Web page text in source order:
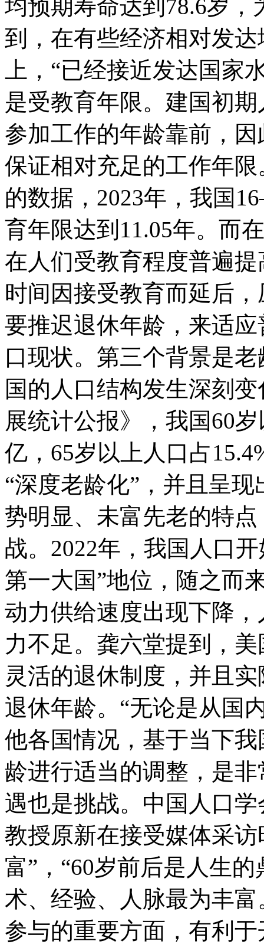
均预期寿命达到78.6岁
到，在有些经济相对发
上，“已经接近发达国家
是受教育年限。建国初
参加工作的年龄靠前，
保证相对充足的工作年
的数据，2023年，我国
育年限达到11.05年。而
在人们受教育程度普遍
时间因接受教育而延后
要推迟退休年龄，来适
口现状。第三个背景是
国的人口结构发生深刻
展统计公报》，我国60
亿，65岁以上人口占
“深度老龄化”，并且呈
势明显、未富先老的特
战。2022年，我国人口
第一大国”地位，随之而
动力供给速度出现下降
力不足。龚六堂提到，
灵活的退休制度，并且
退休年龄。“无论是从国
他各国情况，基于当下
龄进行适当的调整，是
遇也是挑战。中国人口
教授原新在接受媒体采
富”，“60岁前后是人生
术、经验、人脉最为丰
参与的重要方面，有利